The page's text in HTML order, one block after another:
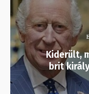
Kiderült,
brit